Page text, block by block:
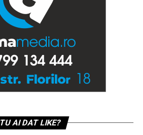
TU AI DAT LIKE?